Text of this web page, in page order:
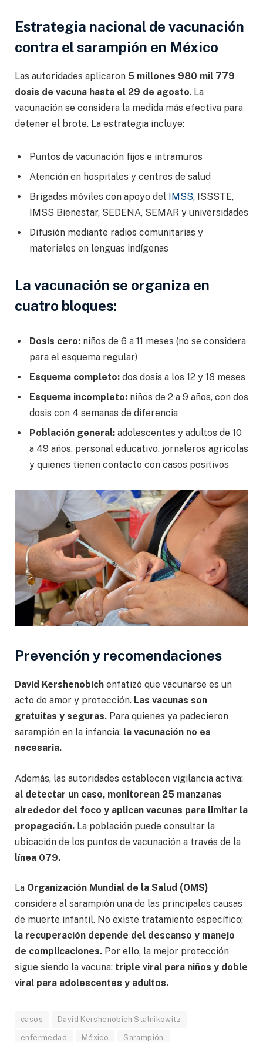
Estrategia nacional de vacunación
contra el sarampión en México
Las autoridades aplicaron 5 millones 980 mil 779
dosis de vacuna hasta el 29 de agosto. La
vacunación se considera la medida más efectiva para
detener el brote. La estrategia incluye:
Puntos de vacunación fijos e intramuros
Atención en hospitales y centros de salud
Brigadas móviles con apoyo del IMSS, ISSSTE,
IMSS Bienestar, SEDENA, SEMAR y universidades
Difusión mediante radios comunitarias y
materiales en lenguas indígenas
La vacunación se organiza en
cuatro bloques:
Dosis cero: niños de 6 a 11 meses (no se considera
para el esquema regular)
Esquema completo: dos dosis a los 12 y 18 meses
Esquema incompleto: niños de 2 a 9 años, con dos
dosis con 4 semanas de diferencia
Población general: adolescentes y adultos de 10
a 49 años, personal educativo, jornaleros agrícolas
y quienes tienen contacto con casos positivos
Prevención y recomendaciones
David Kershenobich enfatizó que vacunarse es un
acto de amor y protección. Las vacunas son
gratuitas y seguras. Para quienes ya padecieron
sarampión en la infancia, la vacunación no es
necesaria.
Además, las autoridades establecen vigilancia activa:
al detectar un caso, monitorean 25 manzanas
alrededor del foco y aplican vacunas para limitar la
propagación. La población puede consultar la
ubicación de los puntos de vacunación a través de la
línea 079.
La Organización Mundial de la Salud (OMS)
considera al sarampión una de las principales causas
de muerte infantil. No existe tratamiento específico;
la recuperación depende del descanso y manejo
de complicaciones. Por ello, la mejor protección
sigue siendo la vacuna: triple viral para niños y doble
viral para adolescentes y adultos.
casos David Kershenobich Stalnikowitz
enfermedad México Sarampión